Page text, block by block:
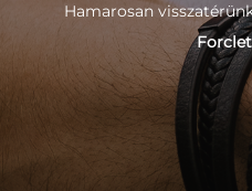
Hamarosan